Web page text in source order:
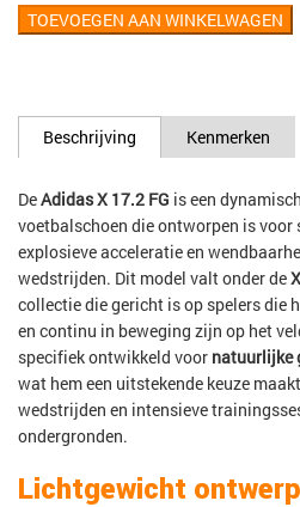
TOEVOEGEN AAN WINKELWAGEN
Beschrijving Kenmerken
DeAdidas X 17.2 FG is een
voetbalschoen die ontworpen is voor
explosieve acceleratie en
wedstrijden. Dit model valt onder de
collectie die gericht is op spelers die
en continu in beweging zijn op het
specifiek ontwikkeld voor natuurlijke
wat hem een uitstekende keuze
wedstrijden en intensieve
ondergronden.
Lichtgewicht